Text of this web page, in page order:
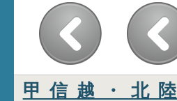
甲信越・北陸